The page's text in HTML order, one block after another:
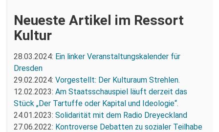
Neueste Artikel im Ressort
Kultur
28.03.2024: Ein linker Veranstaltungskalender für
Dresden
29.02.2024: Vorgestellt: Der Kulturaum Strehlen.
12.02.2023: Am Staatsschauspiel läuft derzeit das
Stück „Der Tartuffe oder Kapital und Ideologie“.
24.01.2023: Solidarität mit dem Radio Dreyeckland
27.06.2022: Kontroverse Debatten zu sozialer Teilhabe